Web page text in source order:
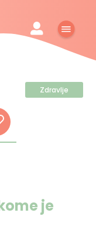
Zdravlje
je